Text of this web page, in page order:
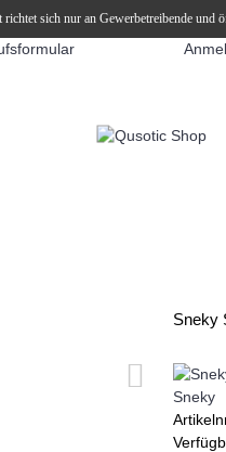
richtet sich nur an Gewerbetreibende und
Sneky
Sneky